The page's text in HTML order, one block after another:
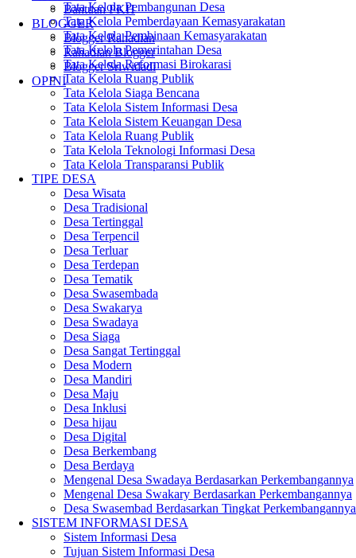
Bantuan PKH
BLOGGER
Blogger Rahadian
Rahadian Blogger
Blogger Sriwidadi
OPINI
Tata Kelola Pembangunan Desa
Tata Kelola Pemberdayaan Kemasyarakatan
Tata Kelola Pembinaan Kemasyarakatan
Tata Kelola Pemerintahan Desa
Tata Kelola Reformasi Birokarasi
Tata Kelola Ruang Publik
Tata Kelola Siaga Bencana
Tata Kelola Sistem Informasi Desa
Tata Kelola Sistem Keuangan Desa
Tata Kelola Ruang Publik
Tata Kelola Teknologi Informasi Desa
Tata Kelola Transparansi Publik
TIPE DESA
Desa Wisata
Desa Tradisional
Desa Tertinggal
Desa Terpencil
Desa Terluar
Desa Terdepan
Desa Tematik
Desa Swasembada
Desa Swakarya
Desa Swadaya
Desa Siaga
Desa Sangat Tertinggal
Desa Modern
Desa Mandiri
Desa Maju
Desa Inklusi
Desa hijau
Desa Digital
Desa Berkembang
Desa Berdaya
Mengenal Desa Swadaya Berdasarkan Perkembangannya
Mengenal Desa Swakary Berdasarkan Perkembangannya
Desa Swasembad Berdasarkan Tingkat Perkembangannya
SISTEM INFORMASI DESA
Sistem Informasi Desa
Tujuan Sistem Informasi Desa